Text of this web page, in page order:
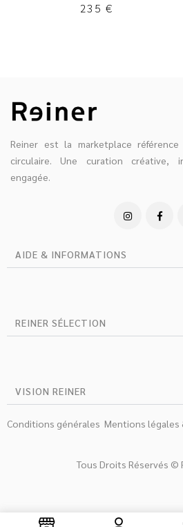
235 €
Reiner est la marketplace
circulaire. Une curation créative,
engagée.
AIDE & INFORMATIONS
REINER SÉLECTION
VISION REINER
Conditions générales Mentions légales
Tous Droits Réservés ©